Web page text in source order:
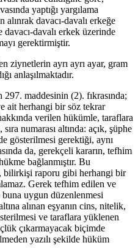
yaptığı yargılama
alınrak davacı-davalı erkeğe
davalı erkek üzerinde
gerektirmiştir.
ziynetlerin ayrı ayrı ayar, gram
anlaşılmaktadır.
maddesinin (2). fıkrasında;
ait herhangi bir söz tekrar
verilen hükümle, taraflara
numarası altında: açık, şüphe
gösterilmesi gerektiği, aynı
da, gerekçeli kararın, tefhim
bağlanmıştır. Bu
bilirkişi raporu gibi herhangi bir
Gerek tefhim edilen ve
buna uygun düzenlenmesi
alınan eşyanın cins, nitelik,
ve taraflara yüklenen
çıkarmayacak biçimde
yazılı şekilde hüküm